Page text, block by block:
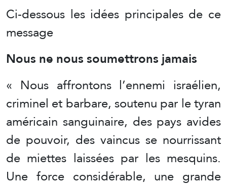
Ci-dessous les idées principales de ce
message
Nous ne nous soumettrons jamais
« Nous affrontons l’ennemi israélien,
criminel et barbare, soutenu par le tyran
américain sanguinaire, des pays avides
de pouvoir, des vaincus se nourrissant
de miettes laissées par les mesquins.
Une force considérable, une grande